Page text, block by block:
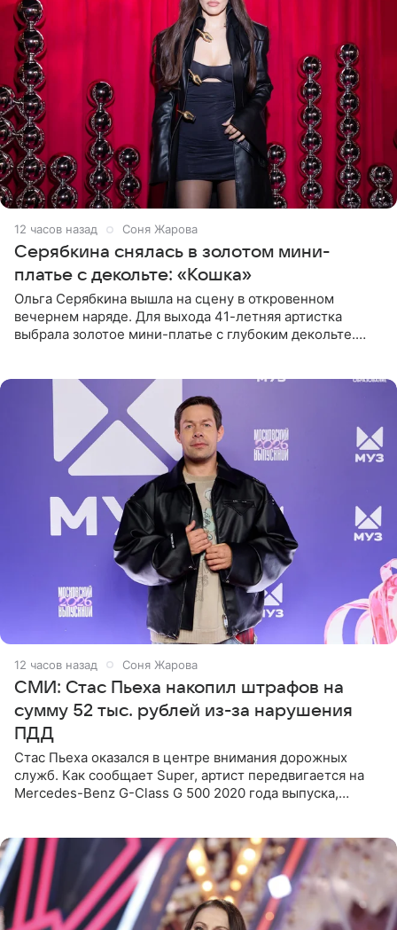
12 часов назад Соня Жарова
Серябкина снялась в золотом мини-
платье с декольте: «Кошка»
Ольга Серябкина вышла на сцену в откровенном
вечернем наряде. Для выхода 41-летняя артистка
выбрала золотое мини-платье с глубоким декольте.
12 часов назад Соня Жарова
СМИ: Стас Пьеха накопил штрафов на
сумму 52 тыс. рублей из-за нарушения
ПДД
Стас Пьеха оказался в центре внимания дорожных
служб. Как сообщает Super, артист передвигается на
Mercedes-Benz G-Class G 500 2020 года выпуска,